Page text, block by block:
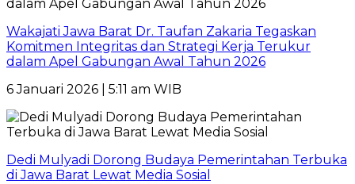
Wakajati Jawa Barat Dr. Taufan Zakaria Tegaskan
Komitmen Integritas dan Strategi Kerja Terukur
dalam Apel Gabungan Awal Tahun 2026
6 Januari 2026 | 5:11 am WIB
Dedi Mulyadi Dorong Budaya Pemerintahan Terbuka
di Jawa Barat Lewat Media Sosial